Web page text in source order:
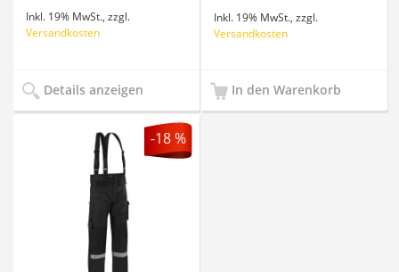
Inkl. 19% MwSt. ,zzgl.
Versandkosten
Details anzeigen
Inkl. 19% MwSt.,zzgl.
Versandkosten
In den Warenkorb
-18 %